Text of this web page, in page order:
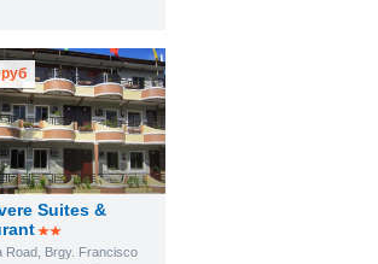
Suites &
Road, Brgy. Francisco
руб